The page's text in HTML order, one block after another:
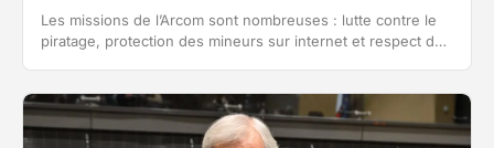
Les missions de l’Arcom sont nombreuses : lutte contre le
piratage, protection des mineurs sur internet et respect du